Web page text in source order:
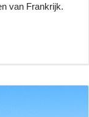
van Frankrijk.